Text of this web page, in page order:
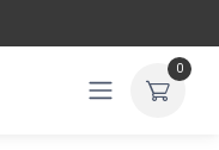
0